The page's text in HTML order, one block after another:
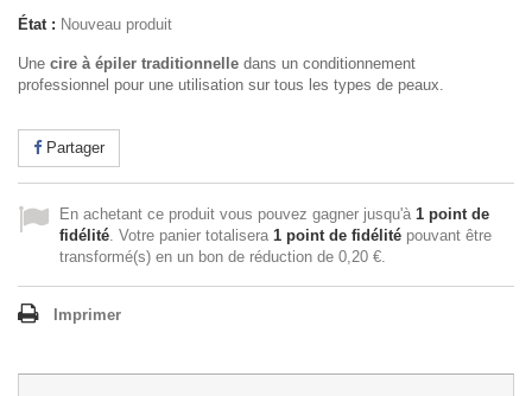
État : Nouveau produit
Une cire à épiler traditionnelle dans un conditionnement
professionnel pour une utilisation sur tous les types de peaux.
Partager
En achetant ce produit vous pouvez gagner jusqu'à 1 point de
fidélité. Votre panier totalisera 1 point de fidélité pouvant être
transformé(s) en un bon de réduction de 0,20 €.
Imprimer